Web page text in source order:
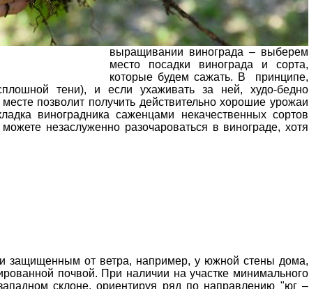
выращивании винограда – выберем
место посадки винограда исорта,
которые будем сажать. В принципе,
тени), и если ухаживать за ней, худо-бедно
позволит получить действительно хорошие урожаи
виноградника саженцами некачественных сортов
незаслуженно разочароваться в винограде, хотя
защищенным от ветра, например, у южной стены дома,
почвой. При наличии на участке минимального
склоне, ориентируя ряд по направлению "юг –